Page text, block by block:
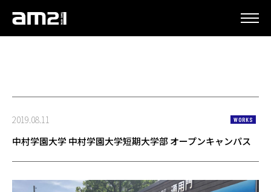
2019.08.11 WORKS
中村学園大学 中村学園大学短期大学部 オープンキャンパス